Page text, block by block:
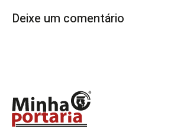
Deixe um comentário